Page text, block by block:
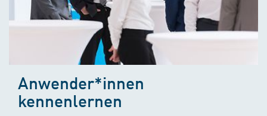
Anwender*innen
kennenlernen